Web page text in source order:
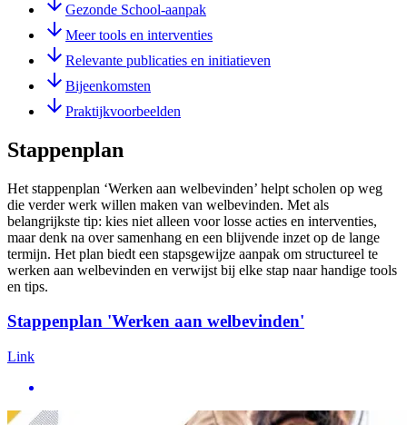
Gezonde School-aanpak
Meer tools en interventies
Relevante publicaties en initiatieven
Bijeenkomsten
Praktijkvoorbeelden
Stappenplan
Het stappenplan ‘Werken aan welbevinden’ helpt scholen op weg
die verder werk willen maken van welbevinden. Met als
belangrijkste tip: kies niet alleen voor losse acties en interventies,
maar denk na over samenhang en een blijvende inzet op de lange
termijn. Het plan biedt een stapsgewijze aanpak om structureel te
werken aan welbevinden en verwijst bij elke stap naar handige tools
en tips.
Stappenplan 'Werken aan welbevinden'
Link